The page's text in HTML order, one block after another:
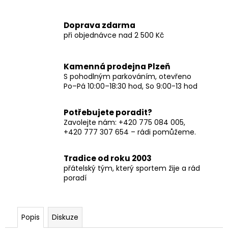
Doprava zdarma
při objednávce nad 2 500 Kč
Kamenná prodejna Plzeň
S pohodlným parkováním, otevřeno
Po–Pá 10:00–18:30 hod, So 9:00-13 hod
Potřebujete poradit?
Zavolejte nám: +420 775 084 005,
+420 777 307 654 – rádi pomůžeme.
Tradice od roku 2003
přátelský tým, který sportem žije a rád
poradí
Popis Diskuze